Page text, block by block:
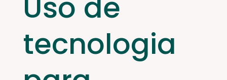
tecnologia